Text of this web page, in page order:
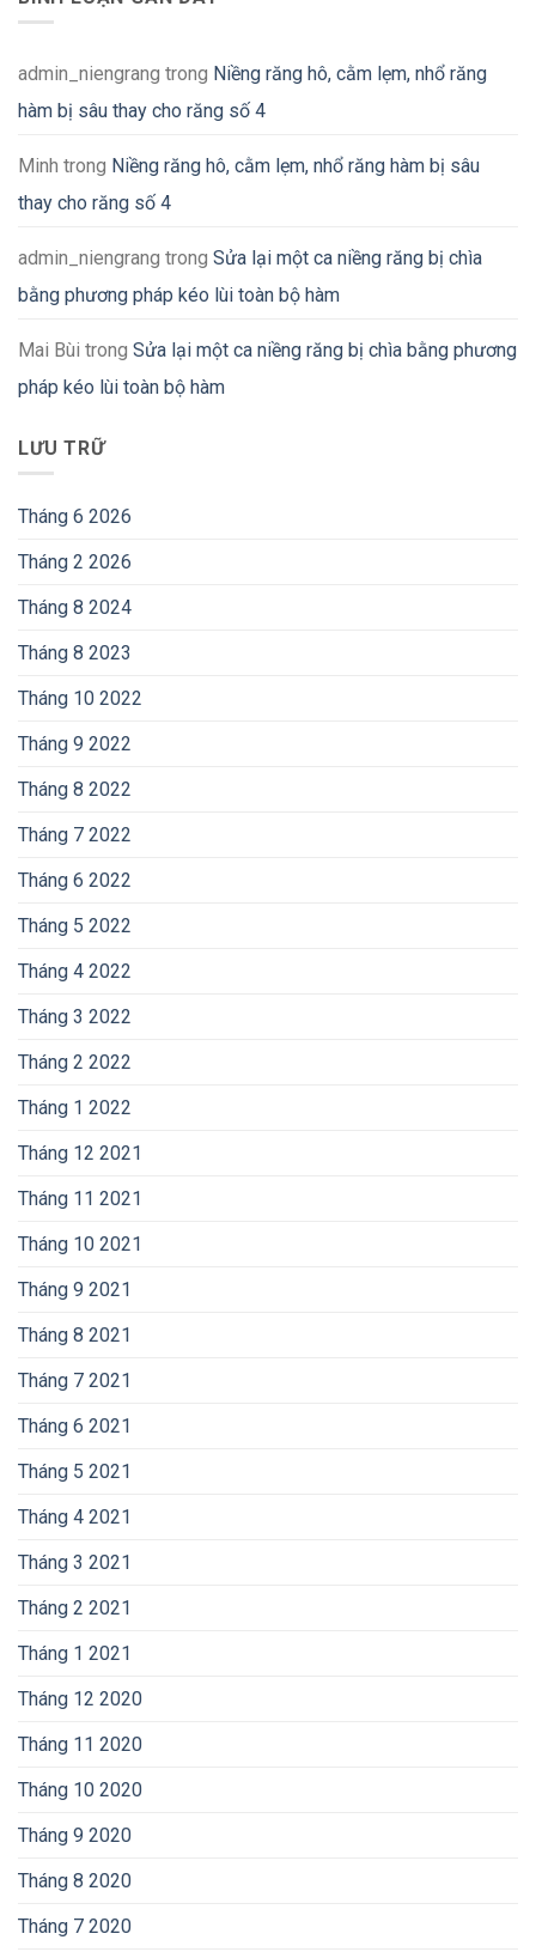
admin_niengrang trong Niềng răng hô, cằm lẹm, nhổ răng
hàm bị sâu thay cho răng số 4
Minh trong Niềng răng hô, cằm lẹm, nhổ răng hàm bị sâu
thay cho răng số 4
admin_niengrang trong Sửa lại một ca niềng răng bị chìa
bằng phương pháp kéo lùi toàn bộ hàm
Mai Bùi trong Sửa lại một ca niềng răng bị chìa bằng phương
pháp kéo lùi toàn bộ hàm
LƯU TRỮ
Tháng 6 2026
Tháng 2 2026
Tháng 8 2024
Tháng 8 2023
Tháng 10 2022
Tháng 9 2022
Tháng 8 2022
Tháng 7 2022
Tháng 6 2022
Tháng 5 2022
Tháng 4 2022
Tháng 3 2022
Tháng 2 2022
Tháng 1 2022
Tháng 12 2021
Tháng 11 2021
Tháng 10 2021
Tháng 9 2021
Tháng 8 2021
Tháng 7 2021
Tháng 6 2021
Tháng 5 2021
Tháng 4 2021
Tháng 3 2021
Tháng 2 2021
Tháng 1 2021
Tháng 12 2020
Tháng 11 2020
Tháng 10 2020
Tháng 9 2020
Tháng 8 2020
Tháng 7 2020